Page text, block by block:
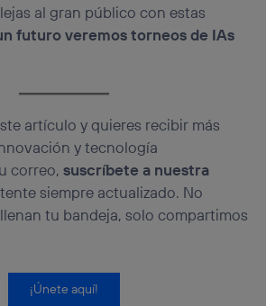
al gran público con estas
futuro veremos torneos de IAs
artículo y quieres recibir más
y tecnología
correo,suscríbete a nuestra
siempre actualizado. No
tu bandeja, solo compartimos
¡Únete aquí!